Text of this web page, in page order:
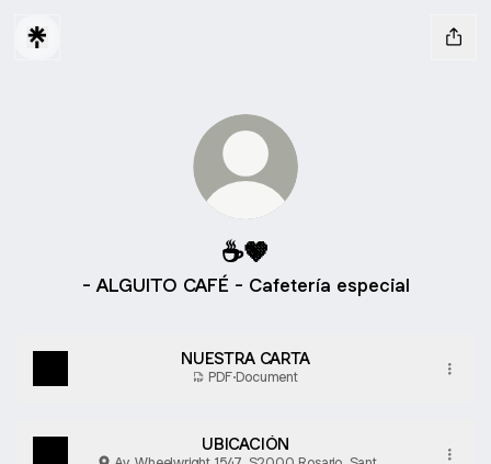
☕🤎
- ALGUITO CAFÉ - Cafetería especial
NUESTRA CARTA
PDF·Document
UBICACIÓN